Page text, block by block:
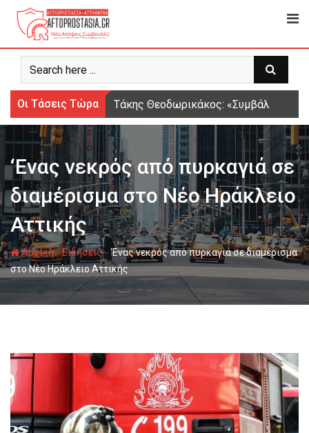
Ψάχνω
για...
Οι Τάσεις Τώρα Τάκης Θεοδωρικάκος: «Συμβάλλουμε
‘Ενας νεκρός από πυρκαγιά σε
διαμέρισμα στο Νέο Ηράκλειο
Αττικής
Αρχική-Ειδήσεις-‘Ενας νεκρός από πυρκαγιά σε διαμέρισμα
στο Νέο Ηράκλειο Αττικής